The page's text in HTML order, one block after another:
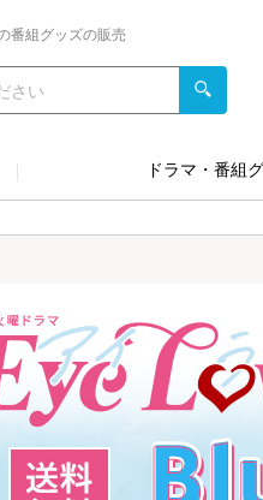
番組グッズの販売
ドラマ・番組